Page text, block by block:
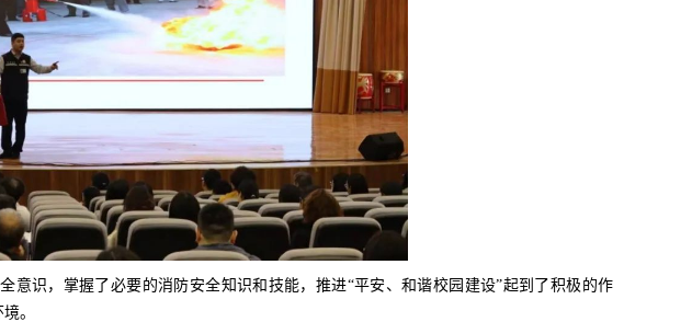
意识，掌握了必要的消防安全知识和技能，推进“平安、和谐校园建设”起到了积极的作
。